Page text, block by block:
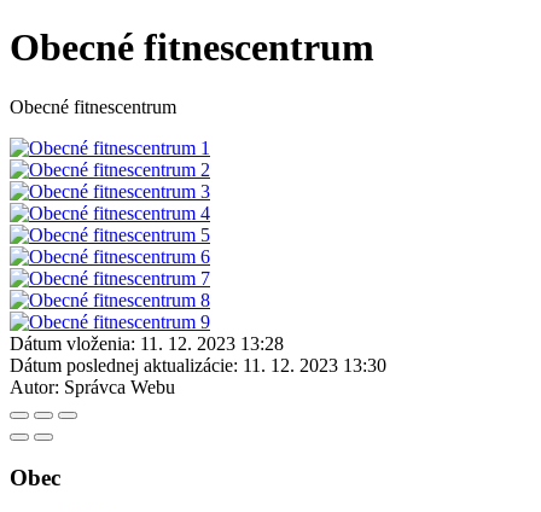
Obecné fitnescentrum
Obecné fitnescentrum
Dátum vloženia: 11. 12. 2023 13:28
Dátum poslednej aktualizácie: 11. 12. 2023 13:30
Autor: Správca Webu
Obec